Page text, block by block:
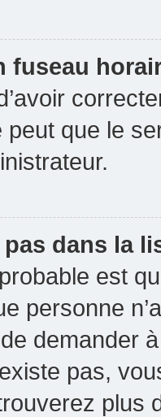
fuseau
peut que le
pas dans la
est
personne
demander
pas,
plus